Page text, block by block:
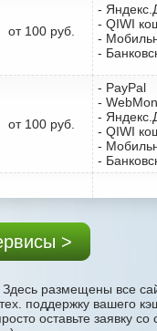
от 100 руб.
-
- QIWI
-
-
от 100 руб.
- PayPal
-
-
- QIWI
-
-
>
Здесь размещены все
поддержку вашего
оставьте заявку